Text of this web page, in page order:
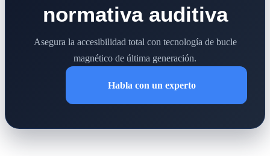
normativa auditiva
Asegura la accesibilidad total con tecnología de bucle
magnético de última generación.
Habla con un experto